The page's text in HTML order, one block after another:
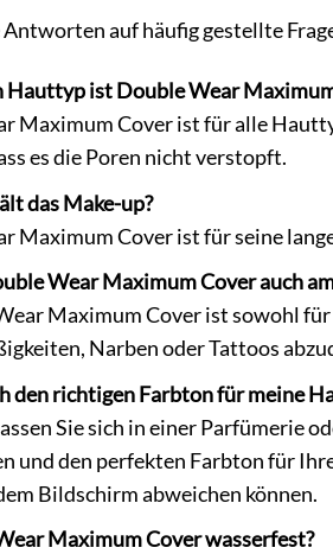
auf häufig gestellte
Hauttyp ist Double Wear
Maximum Cover ist für alle
es die Poren nicht verstopft.
das Make-up?
Maximum Cover ist für seine
Wear Maximum Cover auch
Maximum Cover ist sowohl
Narben oder Tattoos
den richtigen Farbton für meine
Sie sich in einer Parfümerie
und den perfekten Farbton für
Bildschirm abweichen können.
Maximum Cover wasserfest?